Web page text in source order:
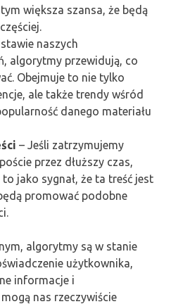
większa szansa, że będą
naszych
algorytmy przewidują, co
Obejmuje to nie tylko
ale także trendy wśród
danego materiału
– Jeśli zatrzymujemy
przez dłuższy czas,
jako sygnał, że ta treść jest
promować podobne
algorytmy są w stanie
użytkownika,
informacje i
nas rzeczywiście